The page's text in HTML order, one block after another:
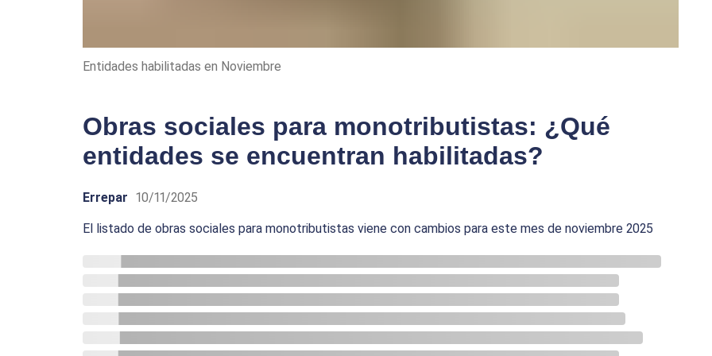
Entidades habilitadas en Noviembre
Obras sociales para monotributistas: ¿Qué
entidades se encuentran habilitadas?
Errepar 10/11/2025
El listado de obras sociales para monotributistas viene con cambios para este mes de noviembre 2025